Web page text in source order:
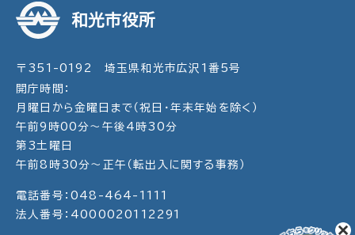
和光市役所
〒351-0192 埼玉県和光市広沢1番5号
開庁時間：
月曜日から金曜日まで（祝日・年末年始を除く）
午前9時00分～午後4時30分
第3土曜日
午前8時30分～正午（転出入に関する事務）
電話番号：048-464-1111
法人番号：4000020112291